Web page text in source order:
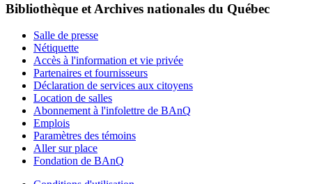
Bibliothèque et Archives nationales du Québec
Salle de presse
Nétiquette
Accès à l'information et vie privée
Partenaires et fournisseurs
Déclaration de services aux citoyens
Location de salles
Abonnement à l'infolettre de BAnQ
Emplois
Paramètres des témoins
Aller sur place
Fondation de BAnQ